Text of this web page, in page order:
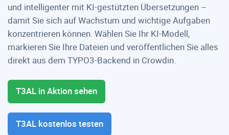
und intelligenter mit KI-gestützten Übersetzungen –
damit Sie sich auf Wachstum und wichtige Aufgaben
konzentrieren können. Wählen Sie Ihr KI-Modell,
markieren Sie Ihre Dateien und veröffentlichen Sie alles
direkt aus dem TYPO3-Backend in Crowdin.
T3AL in Aktion sehen
T3AL kostenlos testen